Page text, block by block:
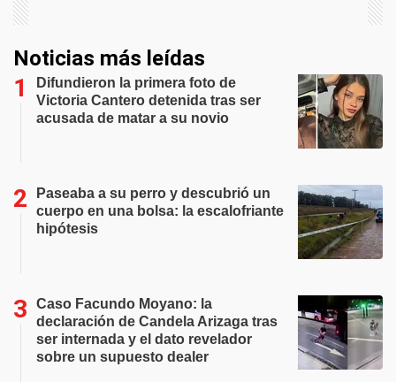
Noticias más leídas
Difundieron la primera foto de
Victoria Cantero detenida tras ser
acusada de matar a su novio
Paseaba a su perro y descubrió un
cuerpo en una bolsa: la escalofriante
hipótesis
Caso Facundo Moyano: la
declaración de Candela Arizaga tras
ser internada y el dato revelador
sobre un supuesto dealer